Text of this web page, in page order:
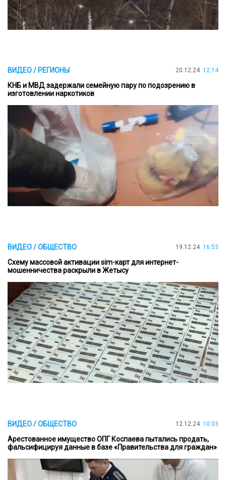
ВИДЕО / РЕГИОНЫ 20.12.24 12:14
КНБ и МВД задержали семейную пару по подозрению в
изготовлении наркотиков
ВИДЕО / ОБЩЕСТВО 19.12.24 16:53
Схему массовой активации sim-карт для интернет-
мошенничества раскрыли в Жетысу
ВИДЕО / ОБЩЕСТВО 12.12.24 10:03
Арестованное имущество ОПГ Коспаева пытались продать,
фальсифицируя данные в базе «Правительства для граждан»